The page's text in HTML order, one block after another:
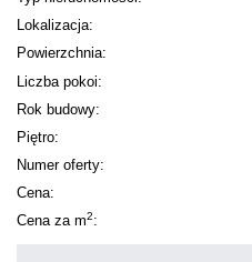
Lokalizacja:
Powierzchnia:
Liczba pokoi:
Rok budowy:
Piętro:
Numer oferty:
Cena:
Cena za m2: